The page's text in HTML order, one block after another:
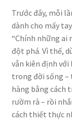
Trước đây, mỗi
dành cho mấy
“Chính những ai
đột phá. Vì thế,
vẫn kiên định
trong đời sống –
hàng bằng cách
rườm rà – rồi
cách thiết thực